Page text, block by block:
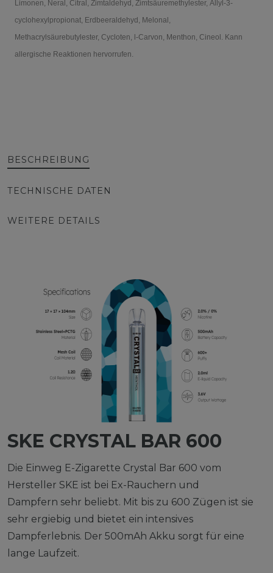
Limonen, Neral, Citral, Zimtaldehyd, Zimtsäuremethylester, Allyl-3-
cyclohexylpropionat, Erdbeeraldehyd, Melonal,
Methacrylsäurebutylester, Cycloten, l-Carvon, Menthon, Cineol. Kann
allergische Reaktionen hervorrufen.
BESCHREIBUNG
TECHNISCHE DATEN
WEITERE DETAILS
SKE CRYSTAL BAR 600
Die Einweg E-Zigarette Crystal Bar 600 vom
Hersteller SKE ist bei Ex-Rauchern und
Dampfern sehr beliebt. Mit bis zu 600 Zügen ist sie
sehr ergiebig und bietet ein intensives
Dampferlebnis. Der 500mAh Akku sorgt für eine
lange Laufzeit.